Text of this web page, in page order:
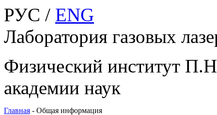
РУС / ENG
Лаборатория газовых
Физический институт
академии наук
Главная - Общая информация